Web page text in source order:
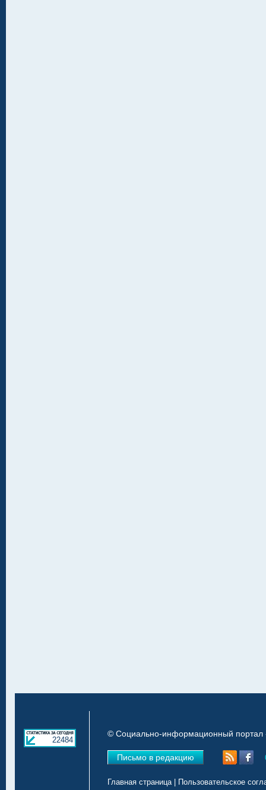
22484
© Социально-информационный портал
Письмо в редакцию
Главная страница| Пользовательское